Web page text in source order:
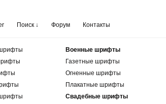
Поиск ↓ Форум Контакты
Военные шрифты
Газетные шрифты
Огненные шрифты
Плакатные шрифты
Свадебные шрифты